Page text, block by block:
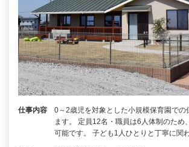
仕事内容
0～2歳児を対象とした小規模保育園での
ます。 定員12名・職員は6人体制のため
可能です。 子ども1人ひとりと丁寧に関